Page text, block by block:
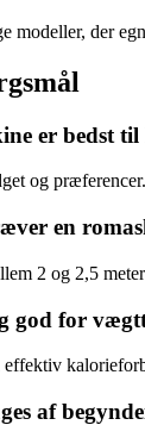
modeller, der
er bedst
og
en
2 og 2,5
god for
effektiv
af